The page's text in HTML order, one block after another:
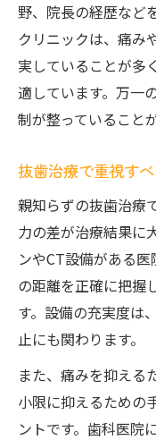
野、院長の経歴など
クリニックは、痛み
実していることが多
適しています。万一
制が整っていること
抜歯治療で重視す
親知らずの抜歯治療
力の差が治療結果に
ンやCT設備がある
の距離を正確に把握
す。設備の充実度は
止にも関わります。
また、痛みを抑える
小限に抑えるための
ントです。歯科医院